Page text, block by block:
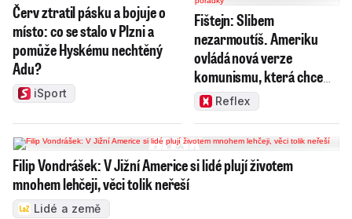
Červ ztratil pásku a bojuje o
místo: co se stalo v Plzni a
pomůže Hyskému nechtěný
Adu?
iSport
Fištejn: Slibem
nezarmoutíš. Ameriku
ovládá nová verze
komunismu, která chce
měnit zajeté pořádky
Reflex
Filip Vondrášek: V Jižní Americe si lidé plují životem
mnohem lehčeji, věci tolik neřeší
Lidé a země